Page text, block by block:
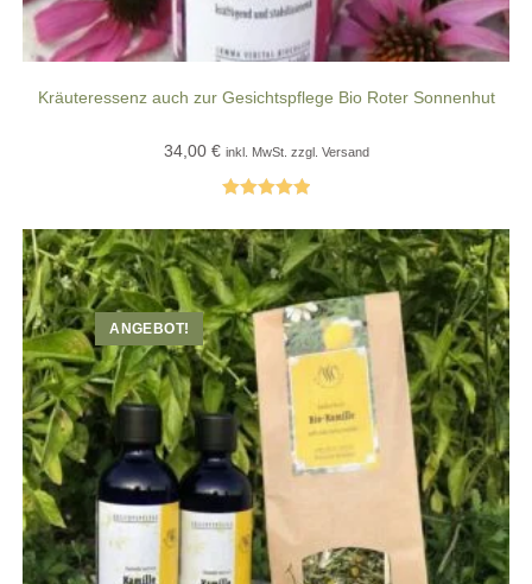
Kräuteressenz auch zur Gesichtspflege Bio Roter Sonnenhut
34,00 € inkl. MwSt. zzgl. Versand
5.00von 5
ANGEBOT!